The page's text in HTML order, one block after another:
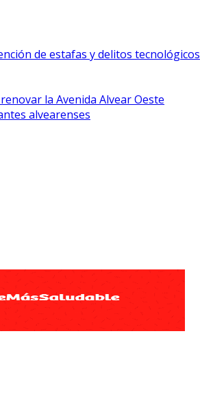
de estafas y delitos tecnológicos
la Avenida Alvear Oeste
alvearenses